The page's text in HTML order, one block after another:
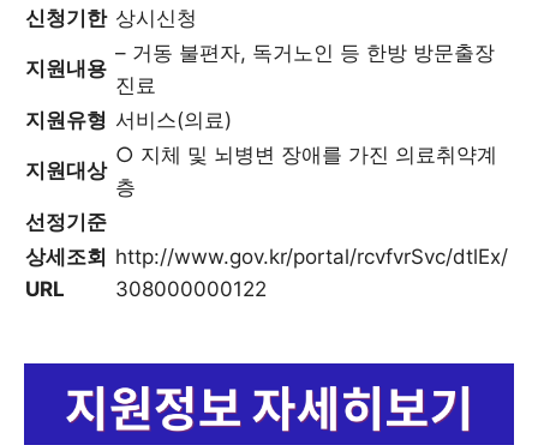
신청기한 상시신청
지원내용
– 거동 불편자, 독거노인 등 한방 방문출장
진료
지원유형 서비스(의료)
지원대상
○ 지체 및 뇌병변 장애를 가진 의료취약계
층
선정기준
상세조회
URL
http://www.gov.kr/portal/rcvfvrSvc/dtlEx/
308000000122